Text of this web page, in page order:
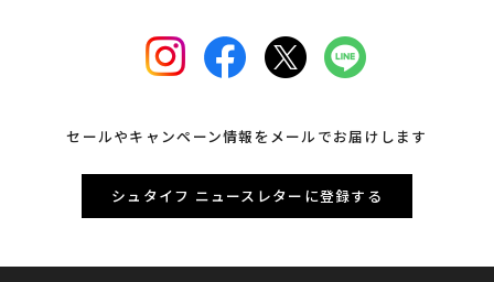
セールやキャンペーン情報をメールでお届けします
シュタイフ ニュースレターに登録する